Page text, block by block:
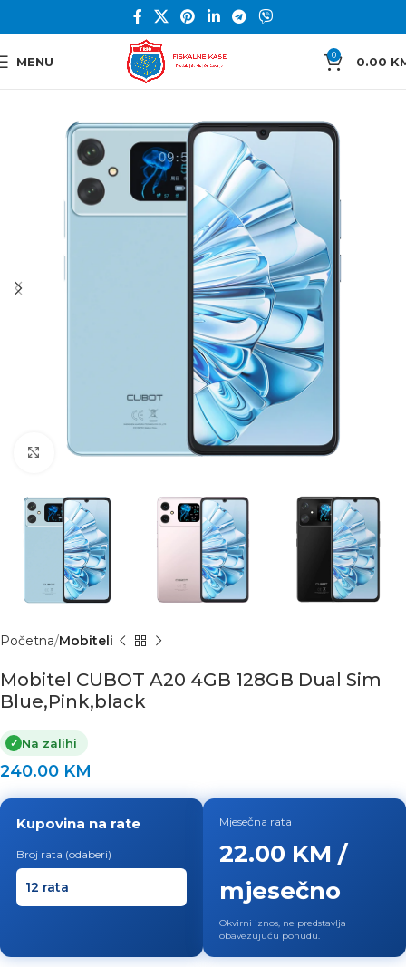
MENU 0 0.00
Click to enlarge
Početna Mobiteli
Mobitel CUBOT A20 4GB 128GB Dual Sim
Blue,Pink,black
✓ Na zalihi
240.00 KM
Kupovina na rate
Broj rata (odaberi)
Mjesečna rata
22.00 KM /
mjesečno
Okvirni iznos, ne predstavlja
obavezujuću ponudu.